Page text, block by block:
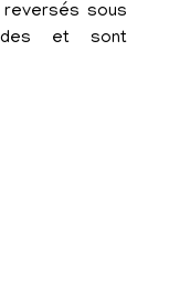
reversés sous
et sont